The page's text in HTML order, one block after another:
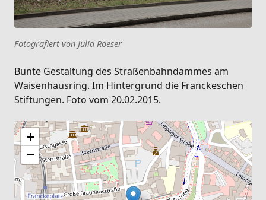
Fotografiert von Julia Roeser
Bunte Gestaltung des Straßenbahndammes am
Waisenhausring. Im Hintergrund die Franckeschen
Stiftungen. Foto vom 20.02.2015.
+
−